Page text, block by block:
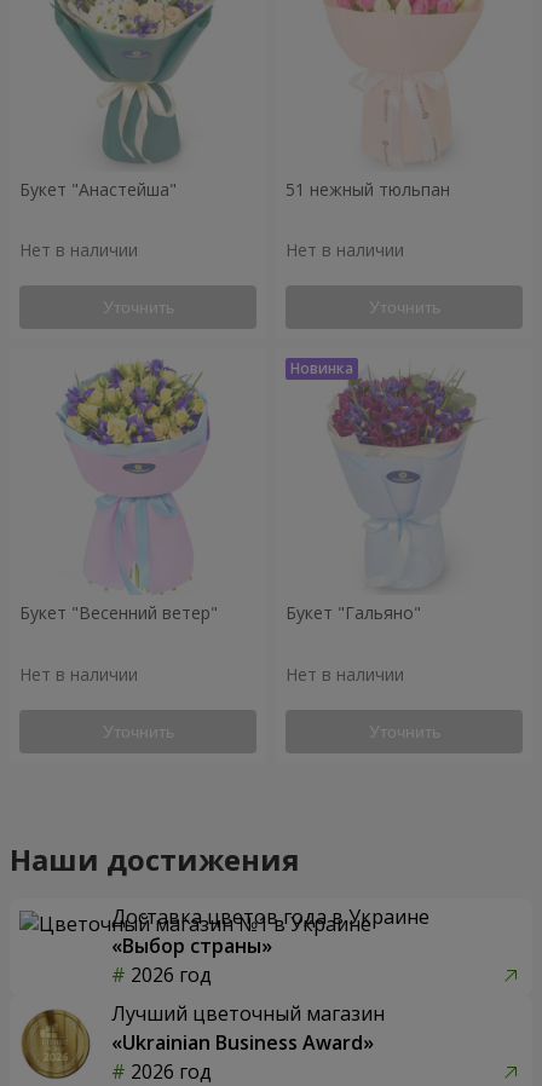
Букет "Анастейша"
Нет в наличии
Уточнить
51 нежный тюльпан
Нет в наличии
Уточнить
Букет "Весенний ветер"
Нет в наличии
Уточнить
Букет "Гальяно"
Нет в наличии
Уточнить
Наши достижения
Доставка цветов года в Украине
«Выбор страны»
2026 год
Лучший цветочный магазин
«Ukrainian Business Award»
2026 год